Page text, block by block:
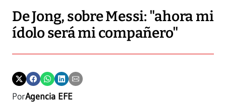
De Jong, sobre Messi: "ahora mi
ídolo será mi compañero"
PorAgencia EFE